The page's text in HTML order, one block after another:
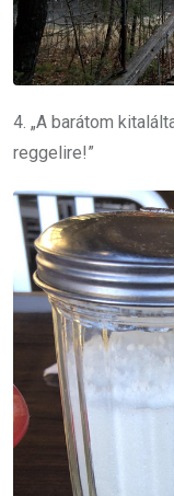
4. „A barátom
reggelire!”